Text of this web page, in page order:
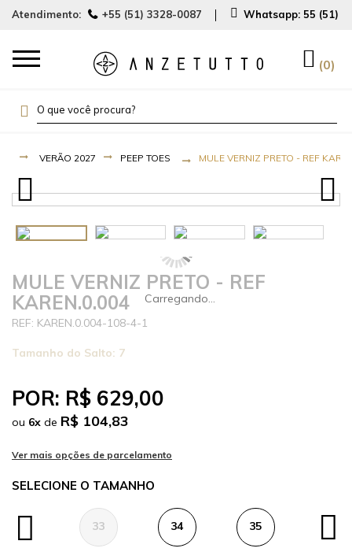
Atendimento: +55 (51) 3328-0087 Whatsapp: 55 (51)
0
VERÃO 2027 PEEP TOES MULE VERNIZ PRETO - REF
MULE VERNIZ PRETO - REF
KAREN.0.004
KAREN.0.004-108-4-1
Tamanho do Salto: 7
POR: R$ 629,00
ou 6x de R$ 104,83
TAMANHO
33 34 35